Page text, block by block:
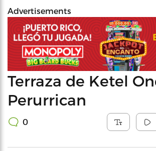
Advertisements
Terraza de Ketel
Perurrican
0